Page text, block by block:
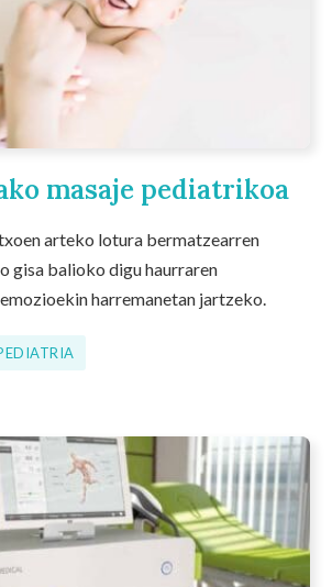
masaje pediatrikoa
arteko lotura bermatzearren
gisa balioko digu haurraren
harremanetan jartzeko.